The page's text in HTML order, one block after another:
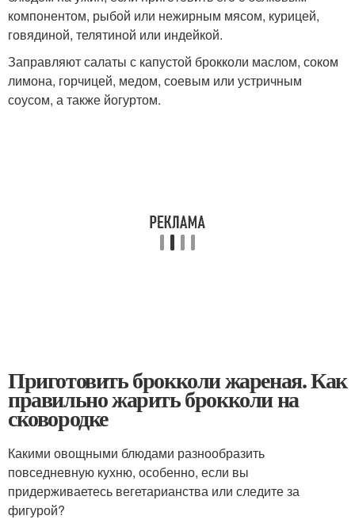
компонентом, рыбой или нежирным мясом, курицей,
говядиной, телятиной или индейкой.
Заправляют салаты с капустой брокколи маслом, соком
лимона, горчицей, медом, соевым или устричным
соусом, а также йогуртом.
Приготовить брокколи жареная. Как
правильно жарить брокколи на
сковородке
Какими овощными блюдами разнообразить
повседневную кухню, особенно, если вы
придерживаетесь вегетарианства или следите за
фигурой?